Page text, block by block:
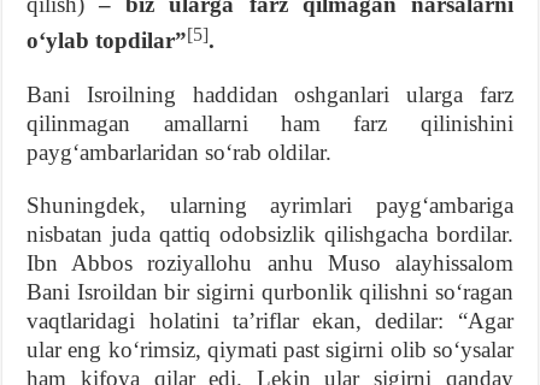
oʻylab topdilar”[5].
Bani Isroilning haddidan oshganlari ularga farz
qilinmagan amallarni ham farz qilinishini
paygʻambarlaridan soʻrab oldilar.
Shuningdek, ularning ayrimlari paygʻambariga
nisbatan juda qattiq odobsizlik qilishgacha bordilar.
Ibn Abbos roziyallohu anhu Muso alayhissalom
Bani Isroildan bir sigirni qurbonlik qilishni soʻragan
vaqtlaridagi holatini taʼriflar ekan, dedilar: “Agar
ular eng koʻrimsiz, qiymati past sigirni olib soʻysalar
ham kifoya qilar edi. Lekin ular sigirni qanday